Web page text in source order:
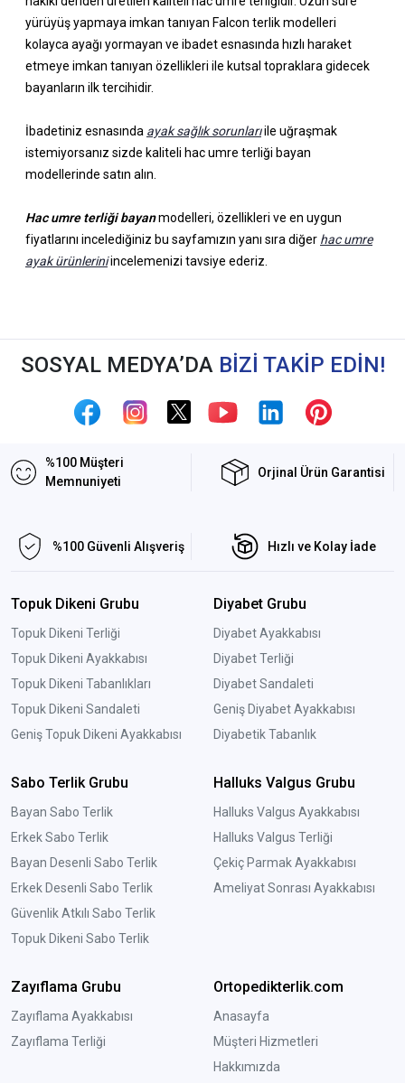
yürüyüş yapmaya imkan tanıyan Falcon terlik modelleri
kolayca ayağı yormayan ve ibadet esnasında hızlı haraket
etmeye imkan tanıyan özellikleri ile kutsal topraklara gidecek
bayanların ilk tercihidir.
İbadetiniz esnasında ayak sağlık sorunlarıile uğraşmak
istemiyorsanız sizde kaliteli hac umre terliği bayan
modellerinde satın alın.
Hac umre terliği bayanmodelleri, özellikleri ve en uygun
fiyatlarını incelediğiniz bu sayfamızın yanı sıra diğer hac umre
ayak ürünleriniincelemenizi tavsiye ederiz.
SOSYAL MEDYA’DA BİZİ TAKİP EDİN!
%100 Müşteri
Memnuniyeti
Orjinal Ürün Garantisi
%100 Güvenli Alışveriş Hızlı ve Kolay İade
Topuk Dikeni Grubu
Topuk Dikeni Terliği
Topuk Dikeni Ayakkabısı
Topuk Dikeni Tabanlıkları
Topuk Dikeni Sandaleti
Geniş Topuk Dikeni Ayakkabısı
Diyabet Grubu
Diyabet Ayakkabısı
Diyabet Terliği
Diyabet Sandaleti
Geniş Diyabet Ayakkabısı
Diyabetik Tabanlık
Sabo Terlik Grubu
Bayan Sabo Terlik
Erkek Sabo Terlik
Bayan Desenli Sabo Terlik
Erkek Desenli Sabo Terlik
Güvenlik Atkılı Sabo Terlik
Topuk Dikeni Sabo Terlik
Halluks Valgus Grubu
Halluks Valgus Ayakkabısı
Halluks Valgus Terliği
Çekiç Parmak Ayakkabısı
Ameliyat Sonrası Ayakkabısı
Zayıflama Grubu
Zayıflama Ayakkabısı
Zayıflama Terliği
Ortopedikterlik.com
Anasayfa
Müşteri Hizmetleri
Hakkımızda